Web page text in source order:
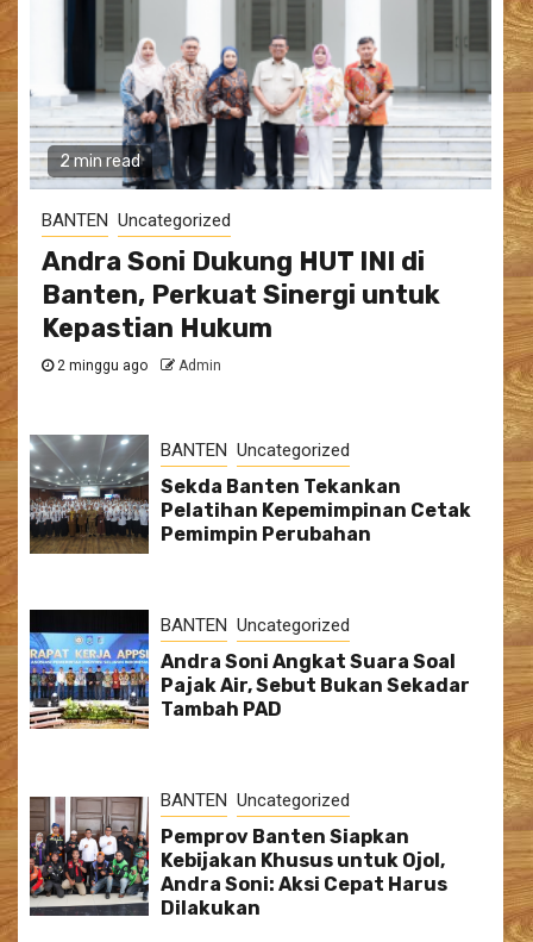
2 min read
BANTEN Uncategorized
Andra Soni Dukung HUT INI di
Banten, Perkuat Sinergi untuk
Kepastian Hukum
2 minggu ago Admin
BANTEN Uncategorized
Sekda Banten Tekankan
Pelatihan Kepemimpinan Cetak
Pemimpin Perubahan
BANTEN Uncategorized
Andra Soni Angkat Suara Soal
Pajak Air, Sebut Bukan Sekadar
Tambah PAD
BANTEN Uncategorized
Pemprov Banten Siapkan
Kebijakan Khusus untuk Ojol,
Andra Soni: Aksi Cepat Harus
Dilakukan